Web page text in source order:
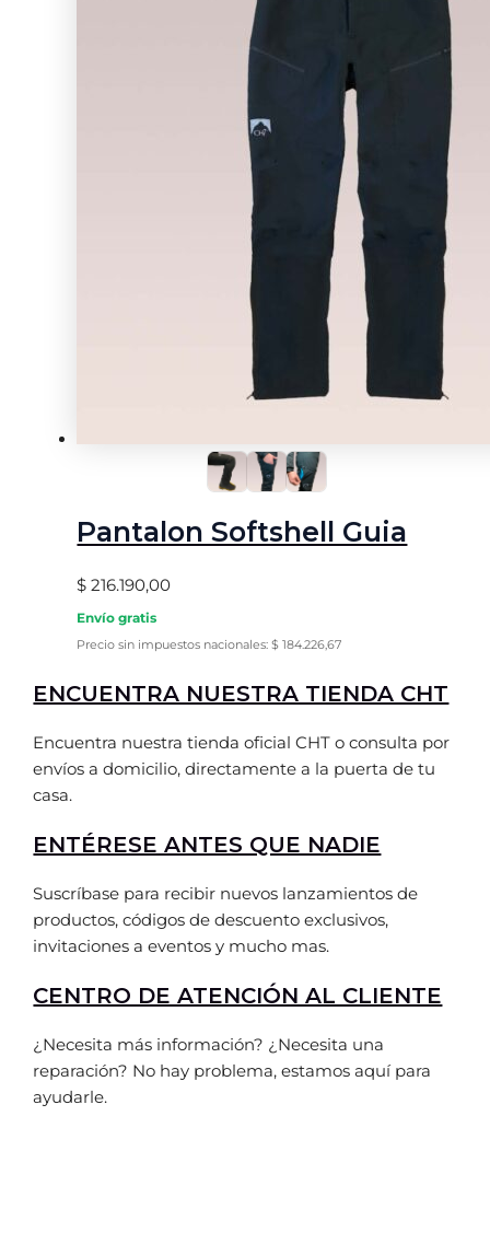
Pantalon Softshell Guia
$ 216.190,00
Envío gratis
Precio sin impuestos nacionales:$ 184.226,67
ENCUENTRA NUESTRA TIENDA CHT
Encuentra nuestra tienda oficial CHT o consulta por
envíos a domicilio, directamente a la puerta de tu
casa.
ENTÉRESE ANTES QUE NADIE
Suscríbase para recibir nuevos lanzamientos de
productos, códigos de descuento exclusivos,
invitaciones a eventos y mucho mas.
CENTRO DE ATENCIÓN AL CLIENTE
¿Necesita más información? ¿Necesita una
reparación? No hay problema, estamos aquí para
ayudarle.